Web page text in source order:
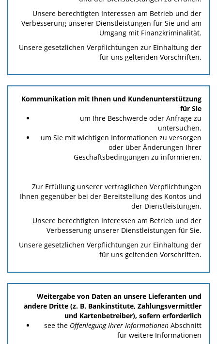
Unsere berechtigten Interessen am Betrieb und der
Verbesserung unserer Dienstleistungen für Sie und am
Umgang mit Finanzkriminalität.
Unsere gesetzlichen Verpflichtungen zur Einhaltung der
für uns geltenden Vorschriften.
Kommunikation mit Ihnen und Kundenunterstützung
für Sie
um Ihre Beschwerde oder Anfrage zu
untersuchen.
um Sie mit wichtigen Informationen zu versorgen
oder über Änderungen Ihrer
Geschäftsbedingungen zu informieren.
Zur Erfüllung unserer vertraglichen Verpflichtungen
Ihnen gegenüber bei der Bereitstellung des Kontos und
der Dienstleistungen.
Unsere berechtigten Interessen am Betrieb und der
Verbesserung unserer Dienstleistungen für Sie.
Unsere gesetzlichen Verpflichtungen zur Einhaltung der
für uns geltenden Vorschriften.
Weitergabe von Daten an unsere Lieferanten und
andere Dritte (z. B. Bankinstitute, Zahlungsvermittler
und Kartenbetreiber), sofern erforderlich
see the Offenlegung Ihrer Informationen Abschnitt
für weitere Informationen